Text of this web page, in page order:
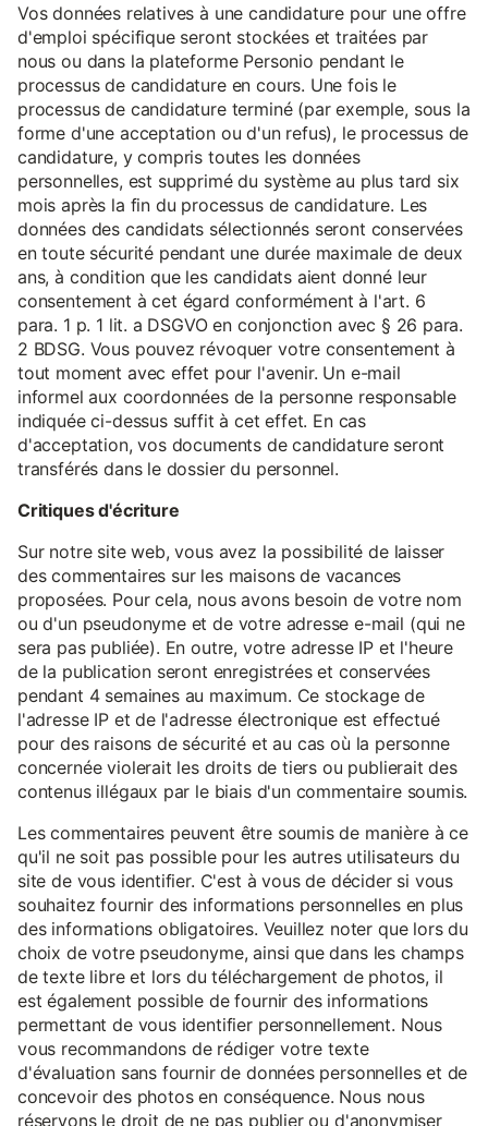
Vos données relatives à une candidature pour une offre
d'emploi spécifique seront stockées et traitées par
nous ou dans la plateforme Personio pendant le
processus de candidature en cours. Une fois le
processus de candidature terminé (par exemple, sous la
forme d'une acceptation ou d'un refus), le processus de
candidature, y compris toutes les données
personnelles, est supprimé du système au plus tard six
mois après la fin du processus de candidature. Les
données des candidats sélectionnés seront conservées
en toute sécurité pendant une durée maximale de deux
ans, à condition que les candidats aient donné leur
consentement à cet égard conformément à l'art. 6
para. 1 p. 1 lit. a DSGVO en conjonction avec § 26 para.
2 BDSG. Vous pouvez révoquer votre consentement à
tout moment avec effet pour l'avenir. Un e-mail
informel aux coordonnées de la personne responsable
indiquée ci-dessus suffit à cet effet. En cas
d'acceptation, vos documents de candidature seront
transférés dans le dossier du personnel.
Critiques d'écriture
Sur notre site web, vous avez la possibilité de laisser
des commentaires sur les maisons de vacances
proposées. Pour cela, nous avons besoin de votre nom
ou d'un pseudonyme et de votre adresse e-mail (qui ne
sera pas publiée). En outre, votre adresse IP et l'heure
de la publication seront enregistrées et conservées
pendant 4 semaines au maximum. Ce stockage de
l'adresse IP et de l'adresse électronique est effectué
pour des raisons de sécurité et au cas où la personne
concernée violerait les droits de tiers ou publierait des
contenus illégaux par le biais d'un commentaire soumis.
Les commentaires peuvent être soumis de manière à ce
qu'il ne soit pas possible pour les autres utilisateurs du
site de vous identifier. C'est à vous de décider si vous
souhaitez fournir des informations personnelles en plus
des informations obligatoires. Veuillez noter que lors du
choix de votre pseudonyme, ainsi que dans les champs
de texte libre et lors du téléchargement de photos, il
est également possible de fournir des informations
permettant de vous identifier personnellement. Nous
vous recommandons de rédiger votre texte
d'évaluation sans fournir de données personnelles et de
concevoir des photos en conséquence. Nous nous
réservons le droit de ne pas publier ou d'anonymiser